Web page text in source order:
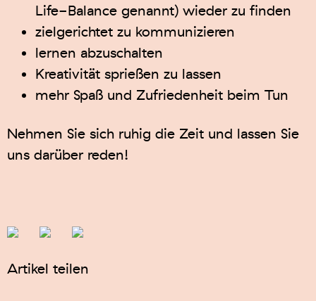
Life-Balance genannt) wieder zu finden
zielgerichtet zu kommunizieren
lernen abzuschalten
Kreativität sprießen zu lassen
mehr Spaß und Zufriedenheit beim Tun
Nehmen Sie sich ruhig die Zeit und lassen Sie
uns darüber reden!
Artikel teilen